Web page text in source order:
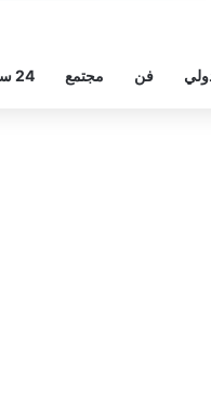
فن مجتمع 24 ساعة